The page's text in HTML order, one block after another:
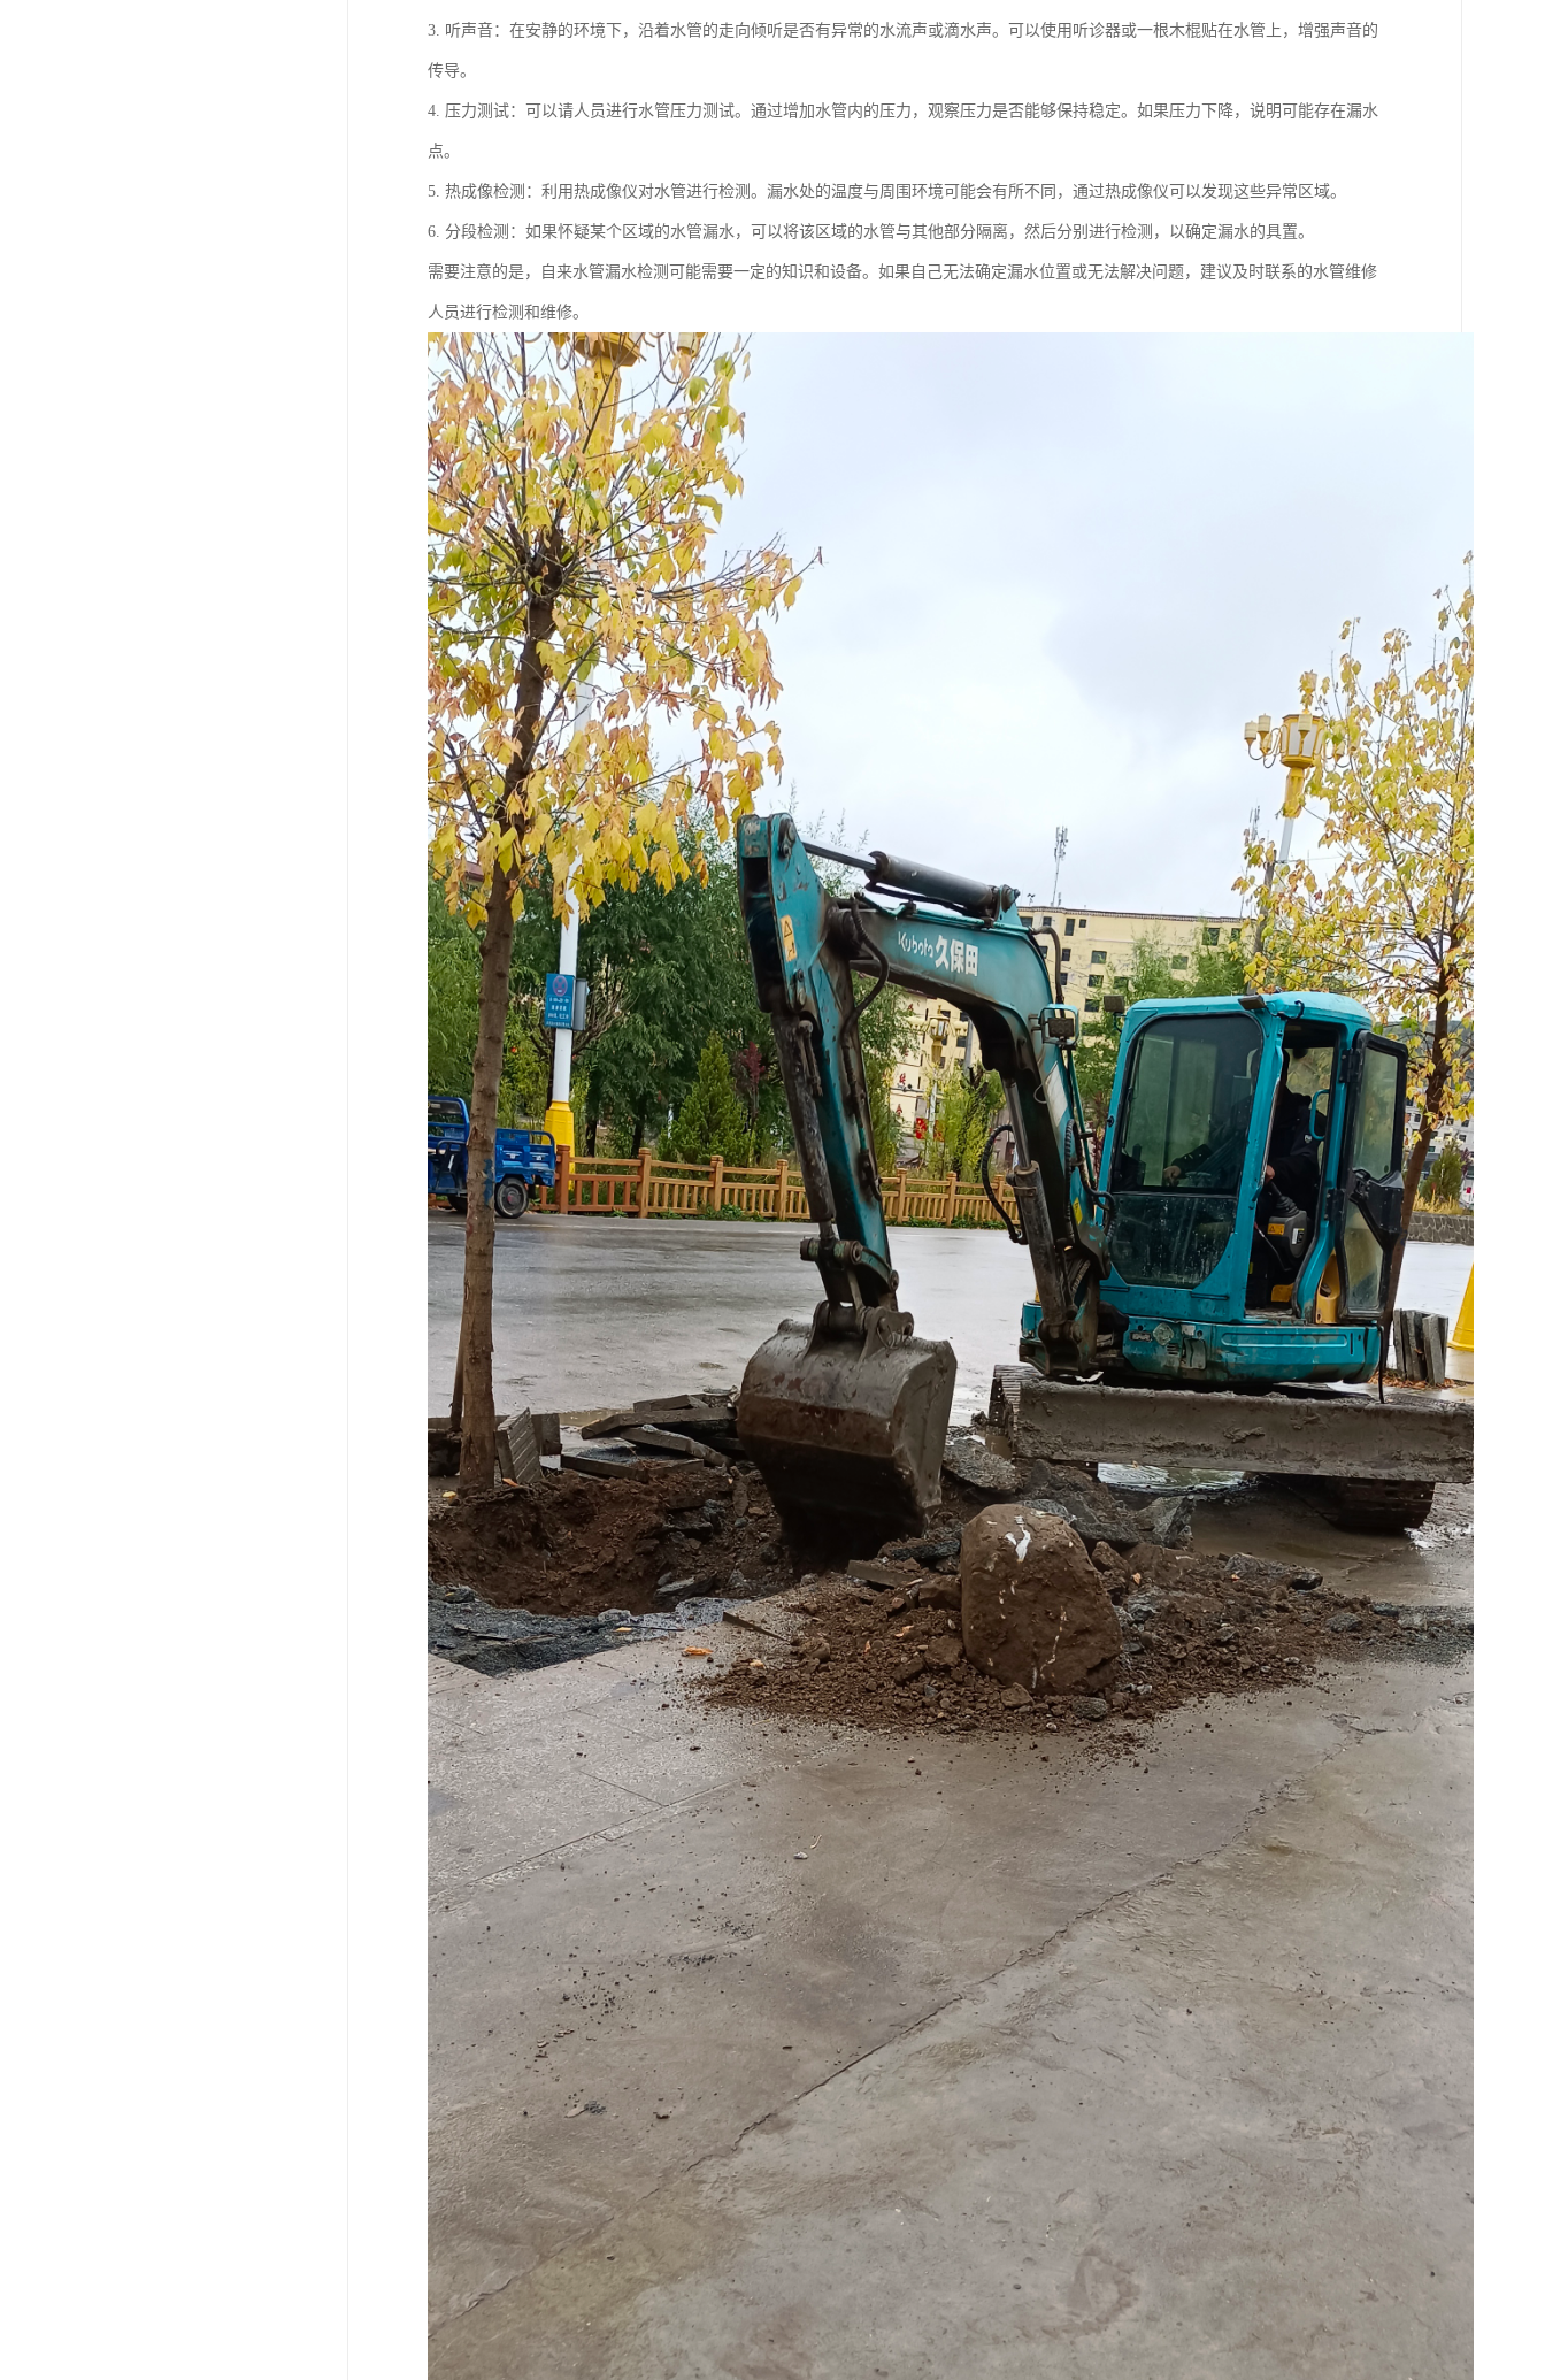
3. 听声音：在安静的环境下，沿着水管的走向倾听是否有异常的水流声或滴水声。可以使用听诊器或一根木棍贴在水管上，增强声音的
传导。
4. 压力测试：可以请人员进行水管压力测试。通过增加水管内的压力，观察压力是否能够保持稳定。如果压力下降，说明可能存在漏水
点。
5. 热成像检测：利用热成像仪对水管进行检测。漏水处的温度与周围环境可能会有所不同，通过热成像仪可以发现这些异常区域。
6. 分段检测：如果怀疑某个区域的水管漏水，可以将该区域的水管与其他部分隔离，然后分别进行检测，以确定漏水的具置。
需要注意的是，自来水管漏水检测可能需要一定的知识和设备。如果自己无法确定漏水位置或无法解决问题，建议及时联系的水管维修
人员进行检测和维修。